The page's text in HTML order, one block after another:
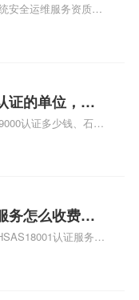
统安全运维服
安全运维服务资质认
全运维服务资质的费
查看下方正文！
证的单位，石
公司
认证多少钱、石家
、石家庄9000认证
务怎么收费，
证服务怎么收
认证服务中
ISO9000认证，哪个